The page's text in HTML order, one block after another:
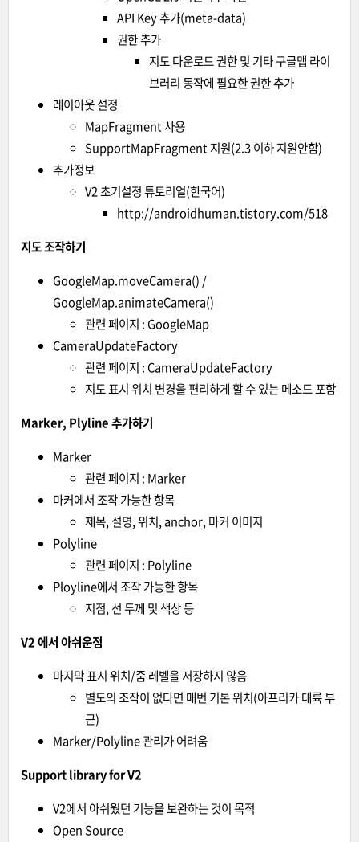
API Key 추가(meta-data)
권한 추가
지도 다운로드 권한 및 기타 구글맵 라이
브러리 동작에 필요한 권한 추가
레이아웃 설정
MapFragment 사용
SupportMapFragment 지원(2.3 이하 지원안함)
추가정보
V2 초기설정 튜토리얼(한국어)
http://androidhuman.tistory.com/518
지도 조작하기
GoogleMap.moveCamera() /
GoogleMap.animateCamera()
관련 페이지 :GoogleMap
CameraUpdateFactory
관련 페이지 :CameraUpdateFactory
지도 표시 위치 변경을 편리하게 할 수 있는 메소드 포함
Marker, Plyline 추가하기
Marker
관련 페이지 : Marker
마커에서 조작 가능한 항목
제목, 설명, 위치, anchor, 마커 이미지
Polyline
관련 페이지 : Polyline
Ployline에서 조작 가능한 항목
지점, 선 두께 및 색상 등
V2 에서 아쉬운점
마지막 표시 위치/줌 레벨을 저장하지 않음
별도의 조작이 없다면 매번 기본 위치(아프리카 대륙 부
근)
Marker/Polyline 관리가 어려움
Support library for V2
V2에서 아쉬웠던 기능을 보완하는 것이 목적
Open Source